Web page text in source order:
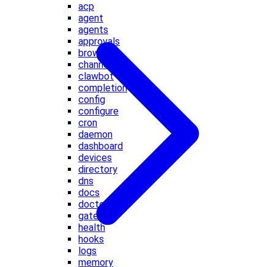
acp
agent
agents
approvals
browser
channels
clawbot
completion
config
configure
cron
daemon
dashboard
devices
directory
dns
docs
doctor
gateway
health
hooks
logs
memory